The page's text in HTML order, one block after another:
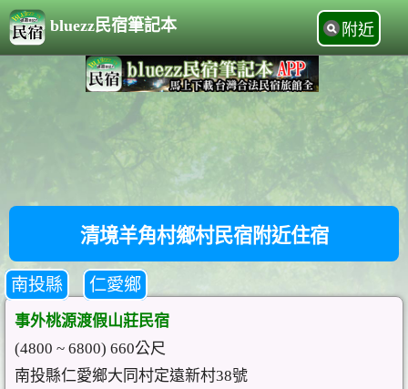
bluezz民宿筆記本 附近
清境羊角村鄉村民宿附近住宿
南投縣 仁愛鄉
事外桃源渡假山莊民宿
(4800 ~ 6800) 660公尺
南投縣仁愛鄉大同村定遠新村38號